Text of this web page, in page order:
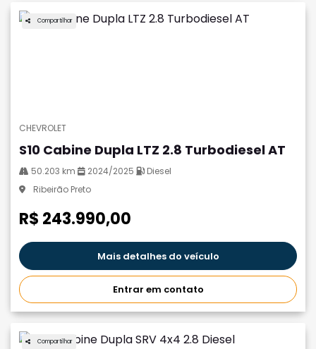
Compartilhar
CHEVROLET
S10 Cabine Dupla LTZ 2.8 Turbodiesel AT
50.203 km 2024/2025
Diesel
Ribeirão Preto
R$ 243.990,00
Mais detalhes do veículo
Entrar em contato
Compartilhar